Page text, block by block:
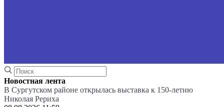
Новостная лента
В Сургутском районе открылась выставка к 150-летию
Николая Рериха